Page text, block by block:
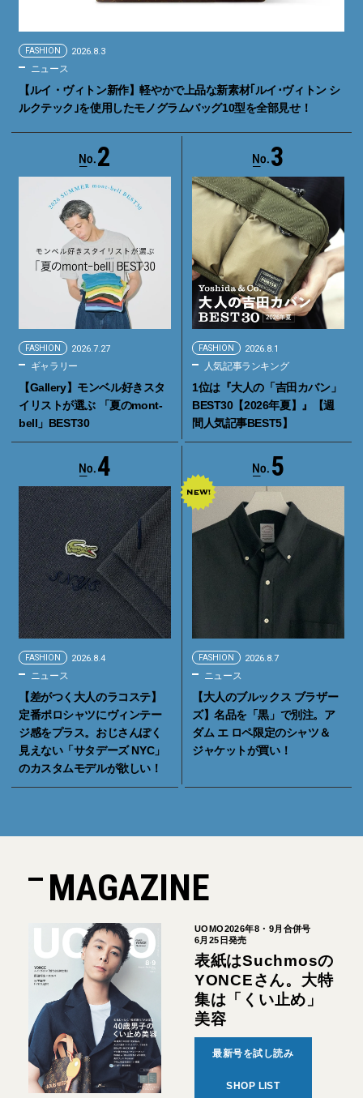
FASHION 2026.8.3
ニュース
【ルイ・ヴィトン新作】軽やかで上品な新素材｢ルイ･ヴィトン シ
ルクテック｣を使用したモノグラムバッグ10型を全部見せ！
2
FASHION 2026.7.27
ギャラリー
【Gallery】モンベル好きスタ
イリストが選ぶ 「夏のmont-
bell」BEST30
3
FASHION 2026.8.1
人気記事ランキング
1位は『大人の「吉田カバン」
BEST30【2026年夏】』【週
間人気記事BEST5】
4
FASHION 2026.8.4
ニュース
【差がつく大人のラコステ】
定番ポロシャツにヴィンテー
ジ感をプラス。おじさんぽく
見えない「サタデーズ NYC」
のカスタムモデルが欲しい！
5
FASHION 2026.8.7
ニュース
【大人のブルックス ブラザー
ズ】名品を「黒」で別注。ア
ダム エ ロペ限定のシャツ＆
ジャケットが買い！
MAGAZINE
UOMO2026年8・9月合併号
6月25日発売
表紙はSuchmosの
YONCEさん。大特
集は「くい止め」
美容
最新号を試し読み
SHOP LIST